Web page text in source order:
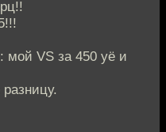
мой VS за 450 уё и
разницу.